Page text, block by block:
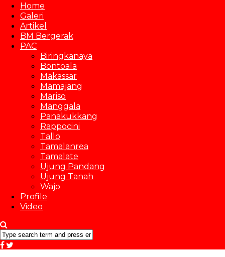
Home
Galeri
Artikel
BM Bergerak
PAC
Biringkanaya
Bontoala
Makassar
Mamajang
Mariso
Manggala
Panakukkang
Rappocini
Tallo
Tamalanrea
Tamalate
Ujung Pandang
Ujung Tanah
Wajo
Profile
Video